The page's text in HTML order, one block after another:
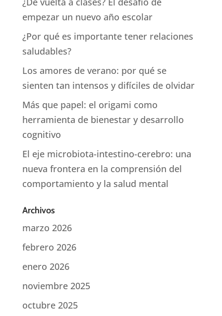
empezar un nuevo año escolar
¿Por qué es importante tener relaciones
saludables?
Los amores de verano: por qué se
sienten tan intensos y difíciles de olvidar
Más que papel: el origami como
herramienta de bienestar y desarrollo
cognitivo
El eje microbiota-intestino-cerebro: una
nueva frontera en la comprensión del
comportamiento y la salud mental
Archivos
marzo 2026
febrero 2026
enero 2026
noviembre 2025
octubre 2025